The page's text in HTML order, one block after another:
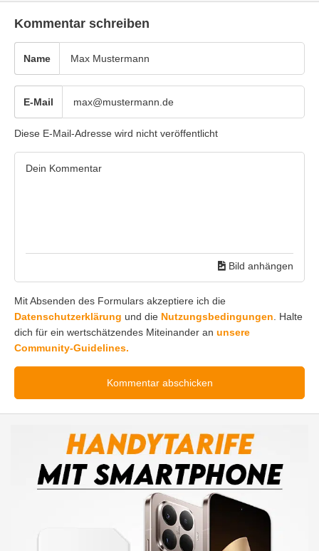
Kommentar schreiben
Name
E-Mail
Diese E-Mail-Adresse wird nicht veröffentlicht
Bild anhängen
Mit Absenden des Formulars akzeptiere ich die
Datenschutzerklärung und die Nutzungsbedingungen . Halte
dich für ein wertschätzendes Miteinander an unsere
Community-Guidelines.